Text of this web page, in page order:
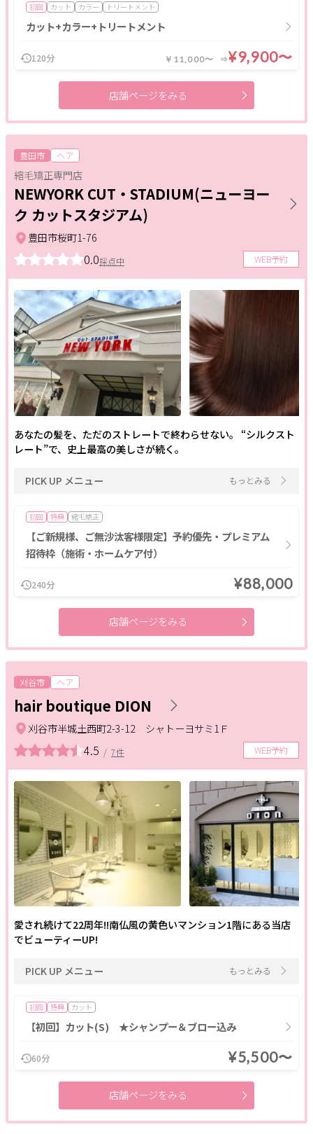
初回 カット カラー トリートメント
カット+カラー+トリートメント
120分 ￥11,000〜 ¥9,900〜
店舗ページをみる
豊田市 ヘア
縮毛矯正専門店
NEWYORK CUT・STADIUM(ニューヨー
ク カットスタジアム)
WEB予約
0.0採点中
豊田市桜町1-76
あなたの髪を、ただのストレートで終わらせない。 “シルクスト
レート”で、史上最高の美しさが続く。
PICK UP メニュー もっとみる
初回 特典 縮毛矯正
【ご新規様、ご無沙汰客様限定】予約優先・プレミアム
招待枠（施術・ホームケア付）
240分 ¥88,000
店舗ページをみる
刈谷市 ヘア
hair boutique DION
WEB予約
4.5 / 7件
刈谷市半城土西町2-3-12 シャトーヨサミ1Ｆ
愛され続けて22周年!!南仏風の黄色いマンション1階にある当店
でビューティーUP!
PICK UP メニュー もっとみる
初回 特典 カット
【初回】カット(S) ★シャンプー＆ブロー込み
60分 ¥5,500〜
店舗ページをみる